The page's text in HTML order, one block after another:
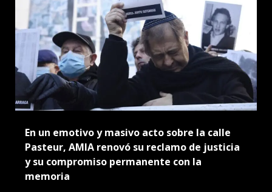
En un emotivo y masivo acto sobre la calle
Pasteur, AMIA renovó su reclamo de justicia
y su compromiso permanente con la
memoria